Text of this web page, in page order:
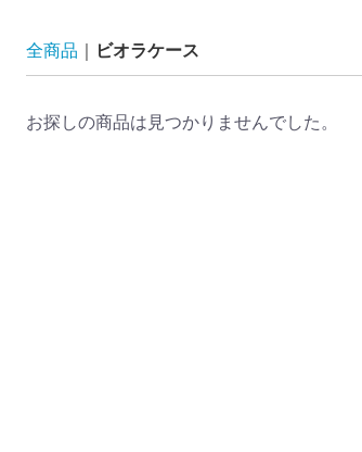
全商品 ビオラケース
お探しの商品は見つかりませんでした。